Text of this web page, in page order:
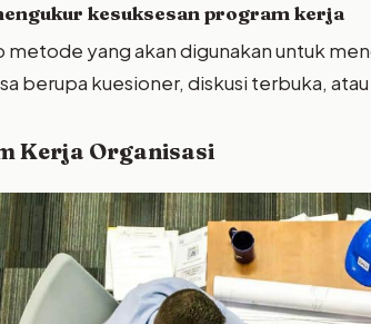
kesuksesan program kerja
metode yang akan digunakan untuk
berupa kuesioner, diskusi terbuka,
Kerja Organisasi